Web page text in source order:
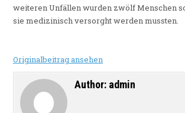
weiteren Unfällen wurden zwölf Menschen
sie medizinisch versorght werden mussten.
Originalbeitrag ansehen
Author: admin